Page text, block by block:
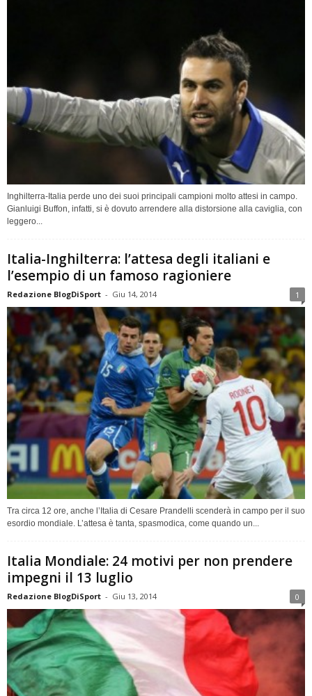
Inghilterra-Italia perde uno dei suoi principali campioni molto attesi in campo.
Gianluigi Buffon, infatti, si è dovuto arrendere alla distorsione alla caviglia, con
leggero...
Italia-Inghilterra: l’attesa degli italiani e
l’esempio di un famoso ragioniere
Redazione BlogDiSport - Giu 14, 2014 1
Tra circa 12 ore, anche l’Italia di Cesare Prandelli scenderà in campo per il suo
esordio mondiale. L’attesa è tanta, spasmodica, come quando un...
Italia Mondiale: 24 motivi per non prendere
impegni il 13 luglio
Redazione BlogDiSport - Giu 13, 2014 0